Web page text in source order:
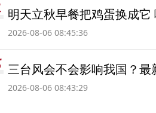
明天立秋早餐把鸡蛋换成
2026-08-06 08:45:36
三台风会不会影响我国？最
2026-08-06 08:43:29